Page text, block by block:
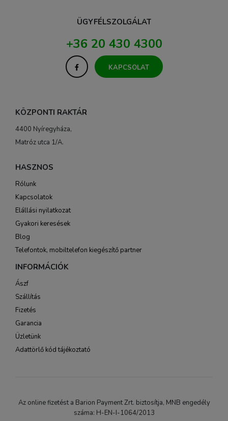
ÜGYFÉLSZOLGÁLAT
+36 20 430 4300
KAPCSOLAT
KÖZPONTI RAKTÁR
4400 Nyíregyháza,
Matróz utca 1/A.
HASZNOS
Rólunk
Kapcsolatok
Elállási nyilatkozat
Gyakori keresések
Blog
Telefontok, mobiltelefon kiegészítő partner
INFORMÁCIÓK
Ászf
Szállítás
Fizetés
Garancia
Üzletünk
Adattörlő kód tájékoztató
Az online fizetést a Barion Payment Zrt. biztosítja, MNB engedély
száma: H-EN-I-1064/2013